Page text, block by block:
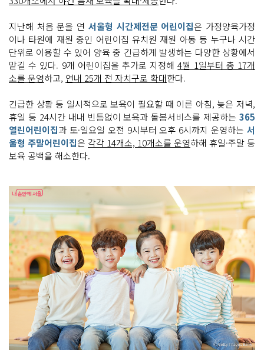
지난해 처음 문을 연 서울형 시간제전문 어린이집은 가정양육가정
이나 타원에 재원 중인 어린이집 유치원 재원 아동 등 누구나 시간
단위로 이용할 수 있어 양육 중 긴급하게 발생하는 다양한 상황에서
맡길 수 있다. 9개 어린이집을 추가로 지정해4월 1일부터 총 17개
소를 운영하고, 연내 25개 전 자치구로 확대한다.
긴급한 상황 등 일시적으로 보육이 필요할 때 이른 아침, 늦은 저녁,
휴일 등 24시간 내내 빈틈없이 보육과 돌봄서비스를 제공하는 365
열린어린이집과 토·일요일 오전 9시부터 오후 6시까지 운영하는 서
울형 주말어린이집은 각각 14개소, 10개소를 운영하해 휴일·주말 등
보육 공백을 해소한다.